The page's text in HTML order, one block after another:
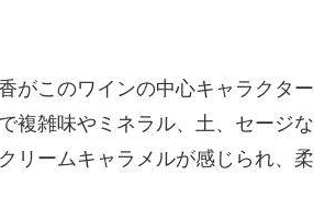
がこのワインの中心キャラクター
複雑味やミネラル、土、セージな
リームキャラメルが感じられ、柔